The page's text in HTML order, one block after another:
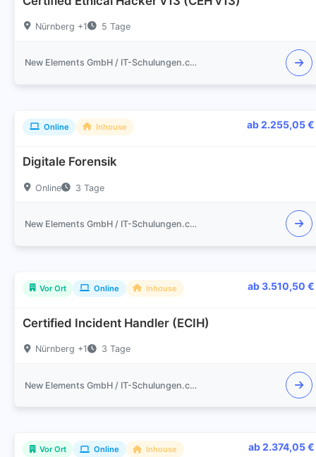
Nürnberg +1 5 Tage
New Elements GmbH / IT-Schulungen.com
Online Inhouse ab 2.255,05 €
Digitale Forensik
Online 3 Tage
New Elements GmbH / IT-Schulungen.com
Vor Ort Online Inhouse ab 3.510,50 €
Certified Incident Handler (ECIH)
Nürnberg +1 3 Tage
New Elements GmbH / IT-Schulungen.com
Vor Ort Online Inhouse ab 2.374,05 €